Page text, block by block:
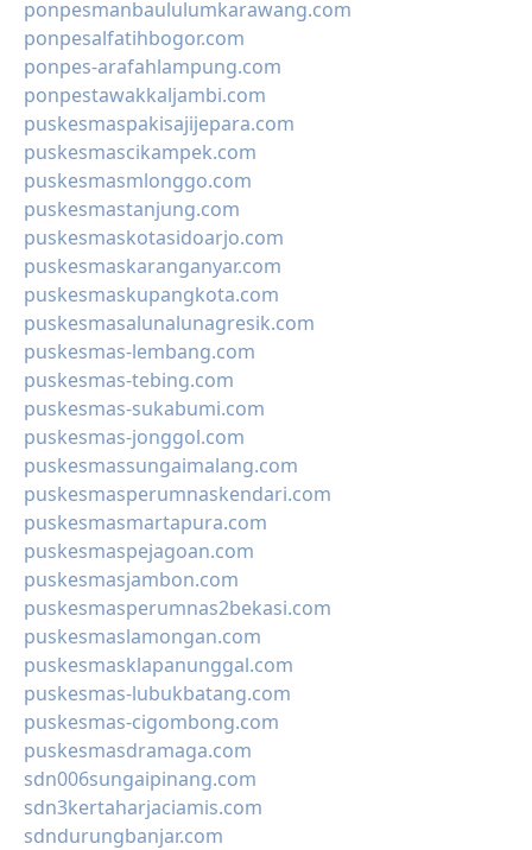
ponpesmanbaululumkarawang.com
ponpesalfatihbogor.com
ponpes-arafahlampung.com
ponpestawakkaljambi.com
puskesmaspakisajijepara.com
puskesmascikampek.com
puskesmasmlonggo.com
puskesmastanjung.com
puskesmaskotasidoarjo.com
puskesmaskaranganyar.com
puskesmaskupangkota.com
puskesmasalunalunagresik.com
puskesmas-lembang.com
puskesmas-tebing.com
puskesmas-sukabumi.com
puskesmas-jonggol.com
puskesmassungaimalang.com
puskesmasperumnaskendari.com
puskesmasmartapura.com
puskesmaspejagoan.com
puskesmasjambon.com
puskesmasperumnas2bekasi.com
puskesmaslamongan.com
puskesmasklapanunggal.com
puskesmas-lubukbatang.com
puskesmas-cigombong.com
puskesmasdramaga.com
sdn006sungaipinang.com
sdn3kertaharjaciamis.com
sdndurungbanjar.com